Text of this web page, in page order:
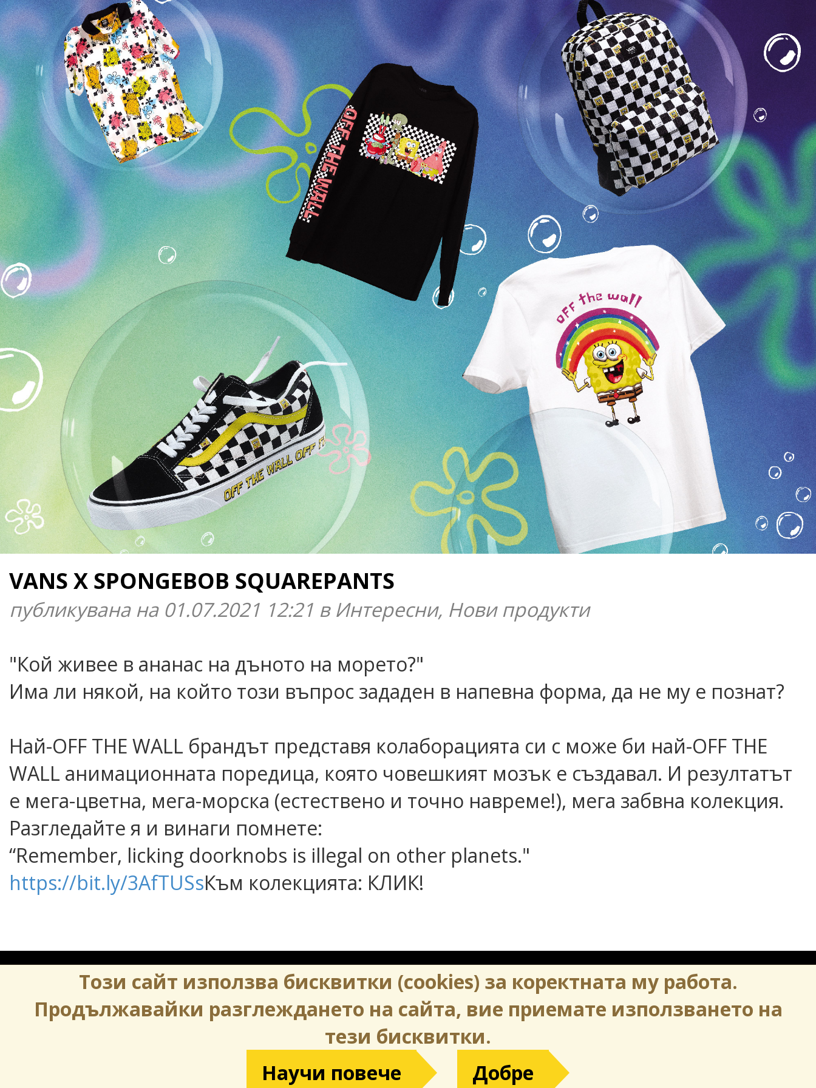
VANS X SPONGEBOB SQUAREPANTS
публикувана на 01.07.2021 12:21 в Интересни, Нови продукти
"Кой живее в ананас на дъното на морето?"
Има ли някой, на който този въпрос зададен в напевна форма, да не му е познат?
Най-OFF THE WALL брандът представя колаборацията си с може би най-OFF THE
WALL анимационната поредица, която човешкият мозък е създавал. И резултатът
е мега-цветна, мега-морска (естествено и точно навреме!), мега забвна колекция.
Разгледайте я и винаги помнете:
“Remember, licking doorknobs is illegal on other planets."
https://bit.ly/3AfTUSsКъм колекцията: КЛИК!
© 2026 Contrabanda
Всички права запазени
към пълната версия на сайта
Този сайт използва бисквитки (cookies) за коректната му работа.
Продължавайки разглеждането на сайта, вие приемате използването на
тези бисквитки.
Научи повече
Добре